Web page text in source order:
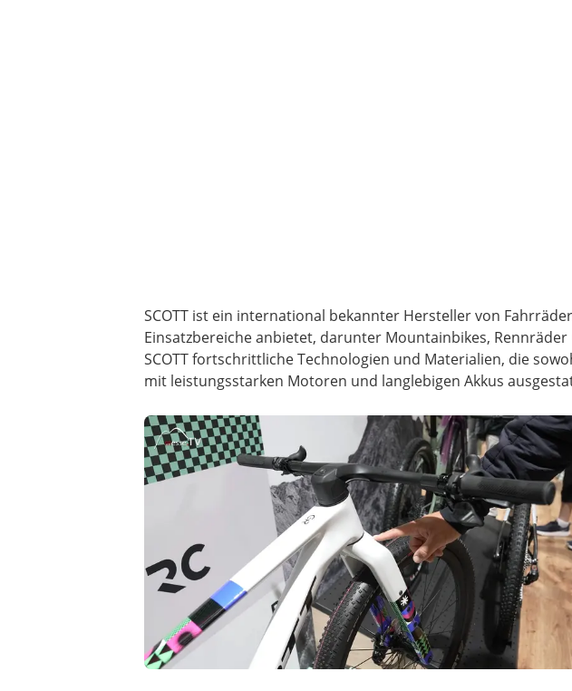
SCOTT ist ein international bekannter Hersteller von
Einsatzbereiche anbietet, darunter Mountainbikes,
SCOTT fortschrittliche Technologien und Materialien, die
mit leistungsstarken Motoren und langlebigen Akkus